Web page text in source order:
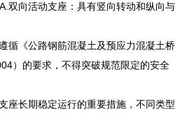
双向活动支座：具有竖向转动和纵向与
循《公路钢筋混凝土及预应力混凝土桥
）的要求，不得突破规范限定的安全
座长期稳定运行的重要措施，不同类型